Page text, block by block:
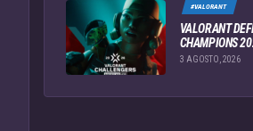
#VALORANT
VALORANT
CHAMPIONS
3 AGOSTO, 2026